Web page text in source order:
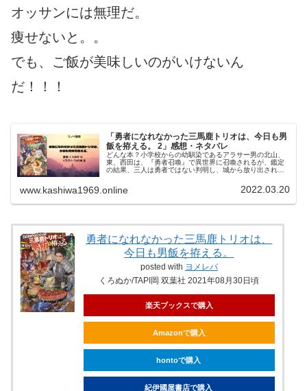
オッサンには無理だ。
痩せないと。。
でも、ご飯が美味しいのがいけないん
だ！！！
「勇者になれなかった三馬鹿トリオは、今日も男
飯を拵える。 2」感想・ネタバレ
どんな本？小学校からの幼馴染であるアラサー男の北山、
東、西田は、『勇者召喚』で異世界に召喚されるが、鑑定
の結果、三人は勇者ではない判明し、城から放り出されて
www.kashiwa1969.online 2022.03.20
勇者になれなかった三馬鹿トリオは、
今日も男飯を拵える。
posted with ヨメレバ
くろぬか/TAPI岡 双葉社 2021年08月30日頃
楽天ブックスで購入
Amazonで購入
hontoで購入
紀伊國屋書店で購入